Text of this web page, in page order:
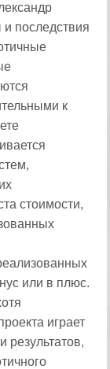
последствия
к
стоимости,
или в плюс.
играет
результатов,